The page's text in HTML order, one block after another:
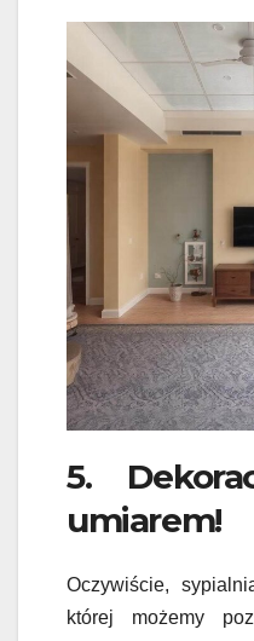
5.
umiarem!
Oczywiście,
której możemy